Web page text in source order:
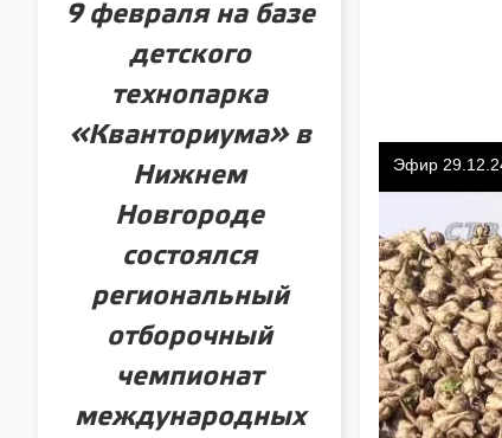
9 февраля на базе
детского
технопарка
«Кванториума» в
Нижнем
Новгороде
состоялся
региональный
отборочный
чемпионат
международных